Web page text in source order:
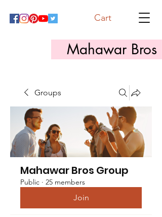
Mahawar Bros
Cart
Groups
Mahawar Bros Group
Public · 25 members
Join